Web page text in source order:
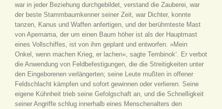
war in jeder Beziehung durchgebildet, verstand die Zauberei, war
der beste Stammbaumkenner seiner Zeit, war Dichter, konnte
tanzen, Kanus und Waffen anfertigen, und der berühmteste Mast
von Apemama, der um einen Baum höher ist als der Hauptmast
eines Vollschiffes, ist von ihm geplant und entworfen. »Mein
Onkel, wenn machen Krieg, er lachen«, sagte Tembinok‘. Er verbot
die Anwendung von Feldbefestigungen, die die Streitigkeiten unter
den Eingeborenen verlängerten; seine Leute mußten in offener
Feldschlacht kämpfen und sofort gewinnen oder verlieren. Seine
eigene Kühnheit trieb seine Gefolgschaft an, und die Schnelligkeit
seiner Angriffe schlug innerhalb eines Menschenalters den